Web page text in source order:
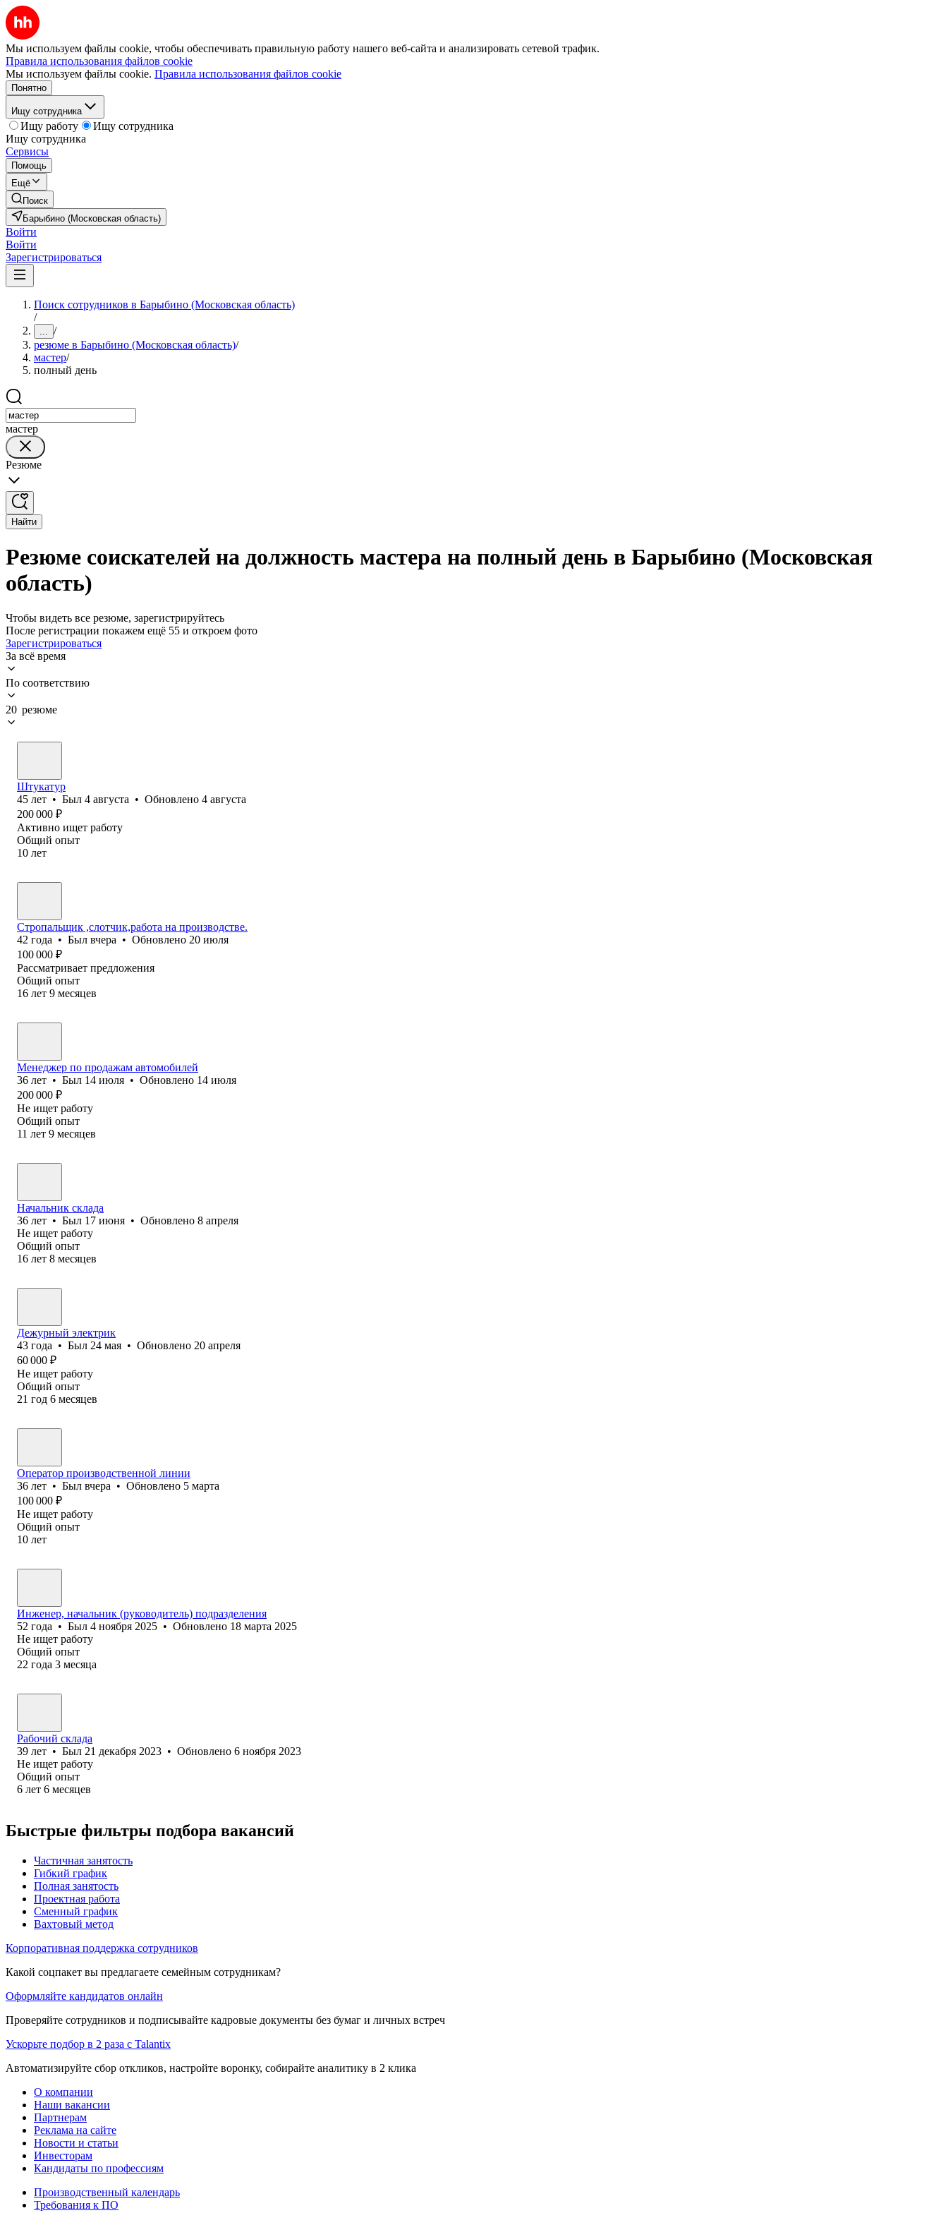
Мы используем файлы cookie, чтобы обеспечивать правильную работу нашего веб-сайта и анализировать сетевой трафик.
Правила использования файлов cookie
Мы используем файлы cookie. Правила использования файлов cookie
Понятно
Ищу сотрудника
Ищу работу
Ищу сотрудника
Ищу сотрудника
Сервисы
Помощь
Ещё
Поиск
Барыбино (Московская область)
Войти
Войти
Зарегистрироваться
Поиск сотрудников в Барыбино (Московская область)
/
... /
резюме в Барыбино (Московская область)/
мастер/
полный день
мастер
Резюме
Найти
Резюме соискателей на должность мастера на полный день в Барыбино (Московская
область)
Чтобы видеть все резюме, зарегистрируйтесь
После регистрации покажем ещё 55 и откроем фото
Зарегистрироваться
За всё время
По соответствию
20 резюме
Штукатур
45 лет • Был 4 августа • Обновлено 4 августа
200 000 ₽
Активно ищет работу
Общий опыт
10 лет
Стропальщик ,слотчик,работа на производстве.
42 года • Был вчера • Обновлено 20 июля
100 000 ₽
Рассматривает предложения
Общий опыт
16 лет 9 месяцев
Менеджер по продажам автомобилей
36 лет • Был 14 июля • Обновлено 14 июля
200 000 ₽
Не ищет работу
Общий опыт
11 лет 9 месяцев
Начальник склада
36 лет • Был 17 июня • Обновлено 8 апреля
Не ищет работу
Общий опыт
16 лет 8 месяцев
Дежурный электрик
43 года • Был 24 мая • Обновлено 20 апреля
60 000 ₽
Не ищет работу
Общий опыт
21 год 6 месяцев
Оператор производственной линии
36 лет • Был вчера • Обновлено 5 марта
100 000 ₽
Не ищет работу
Общий опыт
10 лет
Инженер, начальник (руководитель) подразделения
52 года • Был 4 ноября 2025 • Обновлено 18 марта 2025
Не ищет работу
Общий опыт
22 года 3 месяца
Рабочий склада
39 лет • Был 21 декабря 2023 • Обновлено 6 ноября 2023
Не ищет работу
Общий опыт
6 лет 6 месяцев
Быстрые фильтры подбора вакансий
Частичная занятость
Гибкий график
Полная занятость
Проектная работа
Сменный график
Вахтовый метод
Корпоративная поддержка сотрудников
Какой соцпакет вы предлагаете семейным сотрудникам?
Оформляйте кандидатов онлайн
Проверяйте сотрудников и подписывайте кадровые документы без бумаг и личных встреч
Ускорьте подбор в 2 раза с Talantix
Автоматизируйте сбор откликов, настройте воронку, собирайте аналитику в 2 клика
О компании
Наши вакансии
Партнерам
Реклама на сайте
Новости и статьи
Инвесторам
Кандидаты по профессиям
Производственный календарь
Требования к ПО